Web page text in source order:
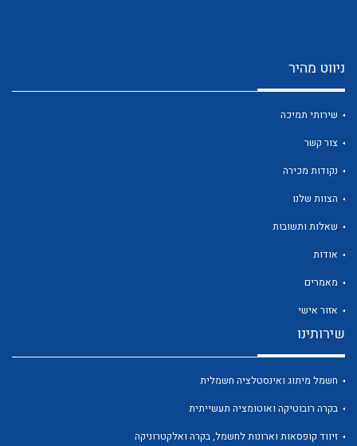
לכל מוצרי היצרן
ניווט מהיר
שירותי תמיכה
צור קשר
נקודות מכירה
הצוות שלנו
שאלות ותשובות
אודות
מאמרים
אזור אישי
שירותינו
חשמל מיתוג ואינסטלציה חשמלית
בקרה רובוטיקה ואוטומציה תעשייתית
זיווד קופסאות וארונות לחשמל, בקרה ואלקטרוניקה